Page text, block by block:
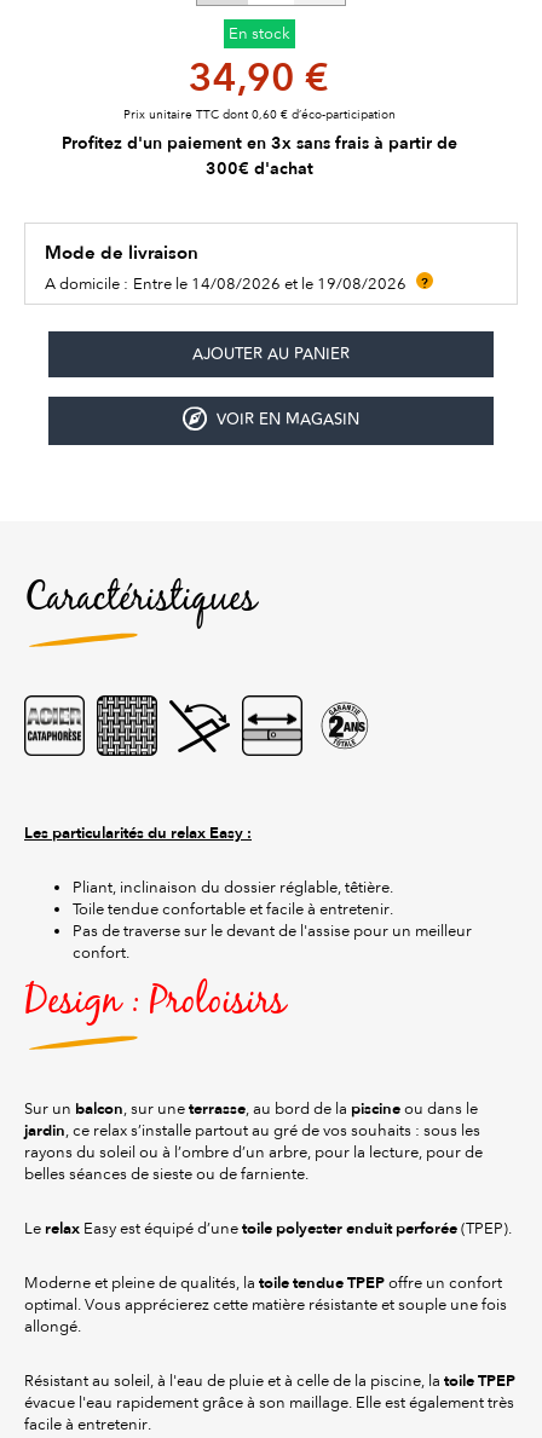
En stock
34,90 €
Prix unitaire TTC dont 0,60 € d’éco-participation
Profitez d'un paiement en 3x sans frais à partir de
300€ d'achat
Mode de livraison
A domicile : Entre le 14/08/2026 et le 19/08/2026 ?
VOIR EN MAGASIN
Caractéristiques
Les particularités du relax Easy :
Pliant, inclinaison du dossier réglable, têtière.
Toile tendue confortable et facile à entretenir.
Pas de traverse sur le devant de l'assise pour un meilleur
confort.
Design : Proloisirs
Sur un balcon, sur une terrasse, au bord de la piscine ou dans le
jardin, ce relax s’installe partout au gré de vos souhaits : sous les
rayons du soleil ou à l’ombre d’un arbre, pour la lecture, pour de
belles séances de sieste ou de farniente.
Le relax Easy est équipé d’une toile polyester enduit perforée (TPEP).
Moderne et pleine de qualités, la toile tendue TPEP offre un confort
optimal. Vous apprécierez cette matière résistante et souple une fois
allongé.
Résistant au soleil, à l'eau de pluie et à celle de la piscine, la toile TPEP
évacue l'eau rapidement grâce à son maillage. Elle est également très
facile à entretenir.